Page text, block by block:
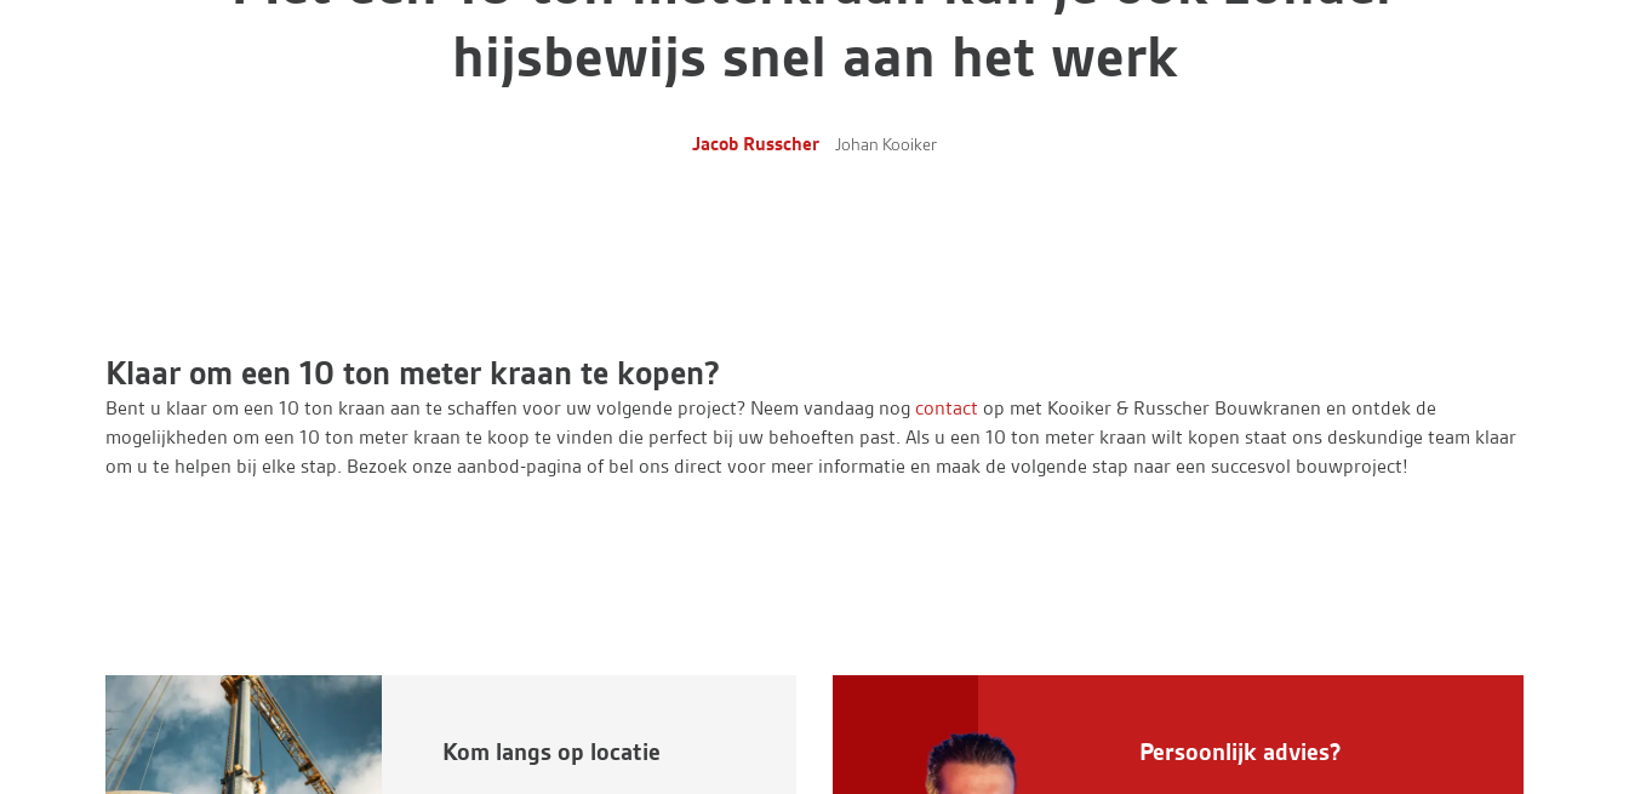
hijsbewijs snel aan het werk
Jacob Russcher Johan Kooiker
Klaar om een 10 ton meter kraan te kopen?
Bent u klaar om een 10 ton kraan aan te schaffen voor uw volgende project? Neem vandaag nog contact op met Kooiker & Russcher Bouwkranen en ontdek de
mogelijkheden om een 10 ton meter kraan te koop te vinden die perfect bij uw behoeften past. Als u een 10 ton meter kraan wilt kopen staat ons deskundige team klaar
om u te helpen bij elke stap. Bezoek onze aanbod-pagina of bel ons direct voor meer informatie en maak de volgende stap naar een succesvol bouwproject!
Kom langs op locatie Persoonlijk advies?